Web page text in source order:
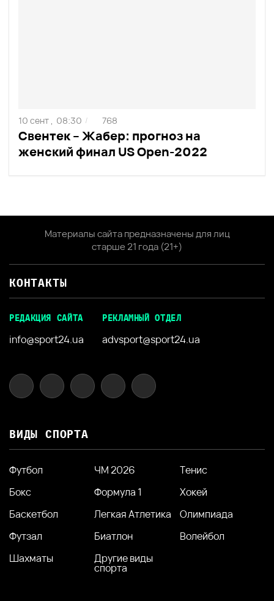
Свентек – Жабер: прогноз на
женский финал US Open-2022
10 сент , 08:30 / 768
Материалы сайта предназначены для лиц
старше 21 года (21+)
КОНТАКТЫ
РЕДАКЦИЯ САЙТА
info@sport24.ua
РЕКЛАМНЫЙ ОТДЕЛ
advsport@sport24.ua
ВИДЫ СПОРТА
Футбол ЧМ 2026
Тенис
Бокс
Формула 1
Хокей
Баскетбол
Легкая Атлетика
Олимпиада
Футзал
Биатлон
Волейбол
Шахматы
Другие виды
спорта